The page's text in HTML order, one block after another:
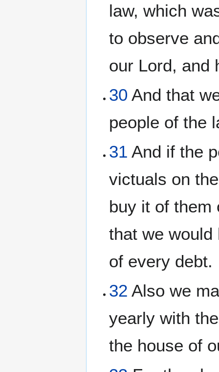
law, which
to observe
our Lord, and
30 And that
people of the
31 And if the
victuals on
buy it of them
that we would
of every debt.
32 Also we
yearly with
the house of